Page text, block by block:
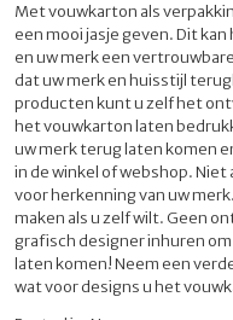
Met vouwkarton als
een mooi jasje geven. Dit
en uw merk een
dat uw merk en huisstijl
producten kunt u zelf het
het vouwkarton laten
uw merk terug laten komen
in de winkel of webshop.
voor herkenning van uw
maken als u zelf wilt. Geen
grafisch designer inhuren
laten komen! Neem een
wat voor designs u het